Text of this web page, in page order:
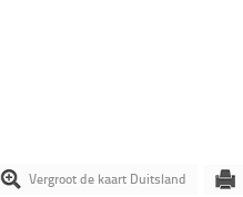
Vergroot de kaart Duitsland